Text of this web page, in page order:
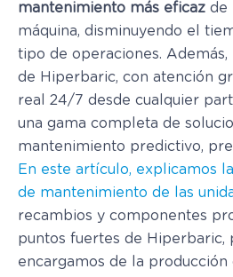
mantenimiento más eficaz de
máquina, disminuyendo el
tipo de operaciones.
de Hiperbaric, con atención
real 24/7 desde cualquier
una gama completa de
mantenimiento predictivo,
En este artículo, explicamos
de mantenimiento de las
recambios y componentes
puntos fuertes de Hiperbaric,
encargamos de la producción